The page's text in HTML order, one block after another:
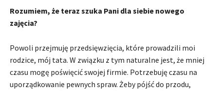
Rozumiem, że teraz szuka Pani dla siebie nowego
zajęcia?
Powoli przejmuję przedsięwzięcia, które prowadzili moi
rodzice, mój tata. W związku z tym naturalne jest, że mniej
czasu mogę poświęcić swojej firmie. Potrzebuję czasu na
uporządkowanie pewnych spraw. Żeby pójść do przodu,